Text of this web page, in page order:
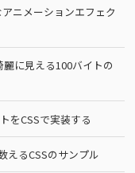
ニメーションエフェク
に見える100バイトの
をCSSで実装する
えるCSSのサンプル